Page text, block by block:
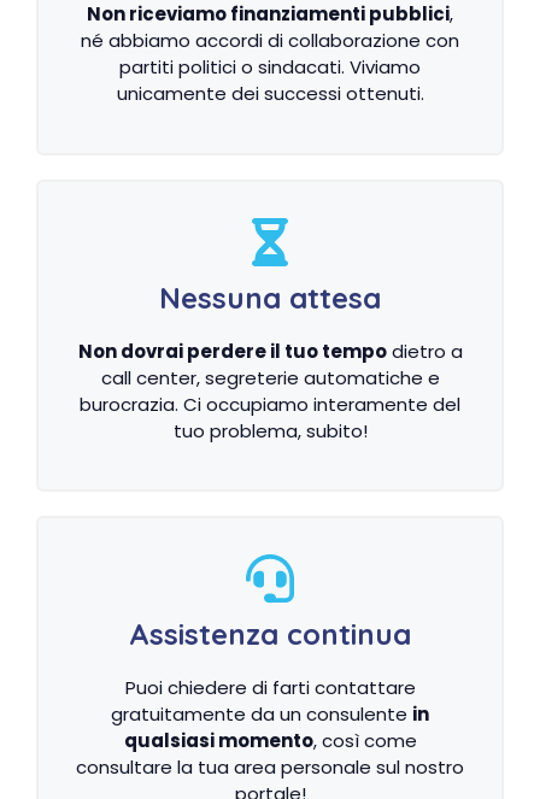
Non riceviamo finanziamenti pubblici,
né abbiamo accordi di collaborazione con
partiti politici o sindacati. Viviamo
unicamente dei successi ottenuti.
Nessuna attesa
Non dovrai perdere il tuo tempodietro a
call center, segreterie automatiche e
burocrazia. Ci occupiamo interamente del
tuo problema, subito!
Assistenza continua
Puoi chiedere di farti contattare
gratuitamente da un consulente in
qualsiasi momento, così come
consultare la tua area personale sul nostro
portale!